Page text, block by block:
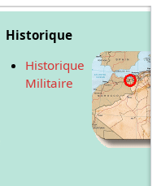
Historique
Historique
Militaire